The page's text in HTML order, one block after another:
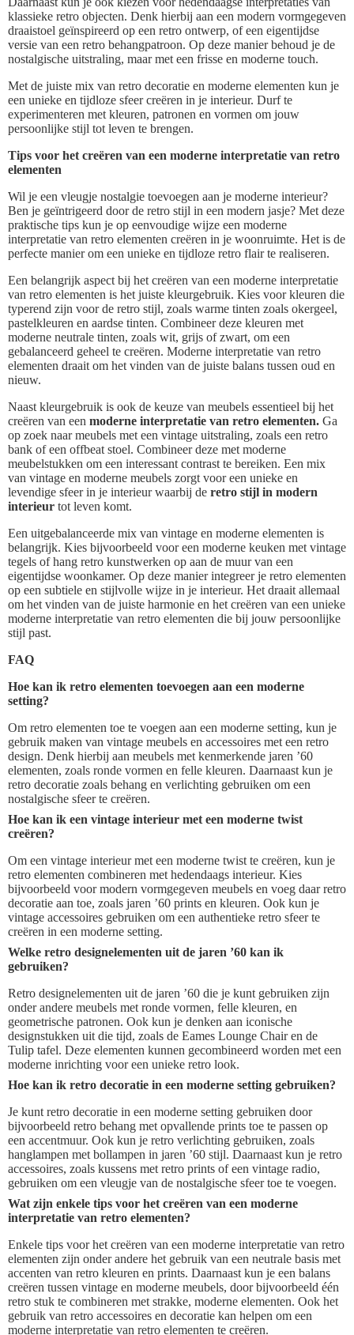
klassieke retro objecten. Denk hierbij aan een modern vormgegeven
draaistoel geïnspireerd op een retro ontwerp, of een eigentijdse
versie van een retro behangpatroon. Op deze manier behoud je de
nostalgische uitstraling, maar met een frisse en moderne touch.
Met de juiste mix van retro decoratie en moderne elementen kun je
een unieke en tijdloze sfeer creëren in je interieur. Durf te
experimenteren met kleuren, patronen en vormen om jouw
persoonlijke stijl tot leven te brengen.
Tips voor het creëren van een moderne interpretatie van retro
elementen
Wil je een vleugje nostalgie toevoegen aan je moderne interieur?
Ben je geïntrigeerd door de retro stijl in een modern jasje? Met deze
praktische tips kun je op eenvoudige wijze een moderne
interpretatie van retro elementen creëren in je woonruimte. Het is de
perfecte manier om een unieke en tijdloze retro flair te realiseren.
Een belangrijk aspect bij het creëren van een moderne interpretatie
van retro elementen is het juiste kleurgebruik. Kies voor kleuren die
typerend zijn voor de retro stijl, zoals warme tinten zoals okergeel,
pastelkleuren en aardse tinten. Combineer deze kleuren met
moderne neutrale tinten, zoals wit, grijs of zwart, om een
gebalanceerd geheel te creëren. Moderne interpretatie van retro
elementen draait om het vinden van de juiste balans tussen oud en
nieuw.
Naast kleurgebruik is ook de keuze van meubels essentieel bij het
creëren van een moderne interpretatie van retro elementen. Ga
op zoek naar meubels met een vintage uitstraling, zoals een retro
bank of een offbeat stoel. Combineer deze met moderne
meubelstukken om een interessant contrast te bereiken. Een mix
van vintage en moderne meubels zorgt voor een unieke en
levendige sfeer in je interieur waarbij de retro stijl in modern
interieur tot leven komt.
Een uitgebalanceerde mix van vintage en moderne elementen is
belangrijk. Kies bijvoorbeeld voor een moderne keuken met vintage
tegels of hang retro kunstwerken op aan de muur van een
eigentijdse woonkamer. Op deze manier integreer je retro elementen
op een subtiele en stijlvolle wijze in je interieur. Het draait allemaal
om het vinden van de juiste harmonie en het creëren van een unieke
moderne interpretatie van retro elementen die bij jouw persoonlijke
stijl past.
FAQ
Hoe kan ik retro elementen toevoegen aan een moderne
setting?
Om retro elementen toe te voegen aan een moderne setting, kun je
gebruik maken van vintage meubels en accessoires met een retro
design. Denk hierbij aan meubels met kenmerkende jaren ’60
elementen, zoals ronde vormen en felle kleuren. Daarnaast kun je
retro decoratie zoals behang en verlichting gebruiken om een
nostalgische sfeer te creëren.
Hoe kan ik een vintage interieur met een moderne twist
creëren?
Om een vintage interieur met een moderne twist te creëren, kun je
retro elementen combineren met hedendaags interieur. Kies
bijvoorbeeld voor modern vormgegeven meubels en voeg daar retro
decoratie aan toe, zoals jaren ’60 prints en kleuren. Ook kun je
vintage accessoires gebruiken om een authentieke retro sfeer te
creëren in een moderne setting.
Welke retro designelementen uit de jaren ’60 kan ik
gebruiken?
Retro designelementen uit de jaren ’60 die je kunt gebruiken zijn
onder andere meubels met ronde vormen, felle kleuren, en
geometrische patronen. Ook kun je denken aan iconische
designstukken uit die tijd, zoals de Eames Lounge Chair en de
Tulip tafel. Deze elementen kunnen gecombineerd worden met een
moderne inrichting voor een unieke retro look.
Hoe kan ik retro decoratie in een moderne setting gebruiken?
Je kunt retro decoratie in een moderne setting gebruiken door
bijvoorbeeld retro behang met opvallende prints toe te passen op
een accentmuur. Ook kun je retro verlichting gebruiken, zoals
hanglampen met bollampen in jaren ’60 stijl. Daarnaast kun je retro
accessoires, zoals kussens met retro prints of een vintage radio,
gebruiken om een vleugje van de nostalgische sfeer toe te voegen.
Wat zijn enkele tips voor het creëren van een moderne
interpretatie van retro elementen?
Enkele tips voor het creëren van een moderne interpretatie van retro
elementen zijn onder andere het gebruik van een neutrale basis met
accenten van retro kleuren en prints. Daarnaast kun je een balans
creëren tussen vintage en moderne meubels, door bijvoorbeeld één
retro stuk te combineren met strakke, moderne elementen. Ook het
gebruik van retro accessoires en decoratie kan helpen om een
moderne interpretatie van retro elementen te creëren.